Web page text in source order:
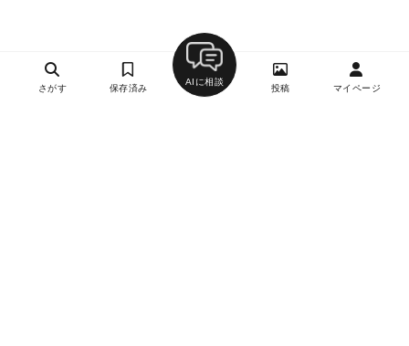
さがす 保存済み
AIに相談
投稿 マイページ